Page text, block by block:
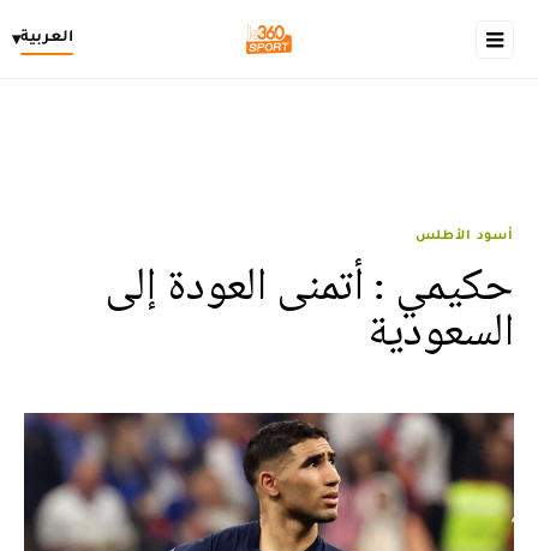
العربية▾
أسود الأطلس
حكيمي : أتمنى العودة إلى
السعودية